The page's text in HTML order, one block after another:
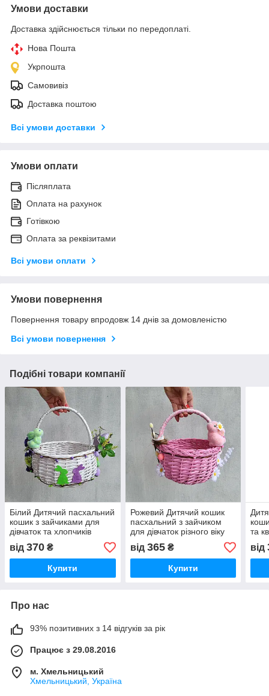
Умови доставки
Доставка здійснюється тільки по передоплаті.
Нова Пошта
Укрпошта
Самовивіз
Доставка поштою
Всі умови доставки
Умови оплати
Післяплата
Оплата на рахунок
Готівкою
Оплата за реквізитами
Всі умови оплати
Умови повернення
Повернення товару впродовж 14 днів за домовленістю
Всі умови повернення
Подібні товари компанії
Білий Дитячий пасхальний
кошик з зайчиками для
дівчаток та хлопчиків
від 370 ₴
Купити
Рожевий Дитячий кошик
пасхальний з зайчиком
для дівчаток різного віку
від 365₴
Купити
та
від
Про нас
93% позитивних з 14 відгуків за рік
Працює з 29.08.2016
м. Хмельницький
Хмельницький, Україна